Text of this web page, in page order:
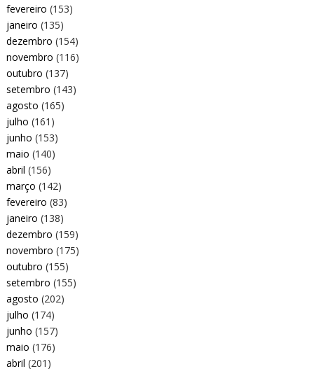
fevereiro (153)
janeiro (135)
dezembro (154)
novembro (116)
outubro (137)
setembro (143)
agosto (165)
julho (161)
junho (153)
maio (140)
abril (156)
março (142)
fevereiro (83)
janeiro (138)
dezembro (159)
novembro (175)
outubro (155)
setembro (155)
agosto (202)
julho (174)
junho (157)
maio (176)
abril (201)